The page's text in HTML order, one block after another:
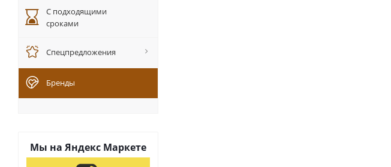
С подходящими
сроками
Спецпредложения
Бренды
Мы на Яндекс Маркете